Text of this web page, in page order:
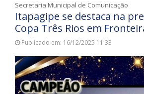
Secretaria Municipal de Comunicação
Itapagipe se destaca na
Copa Três Rios em
Publicado em: 16/12/2025 11:33